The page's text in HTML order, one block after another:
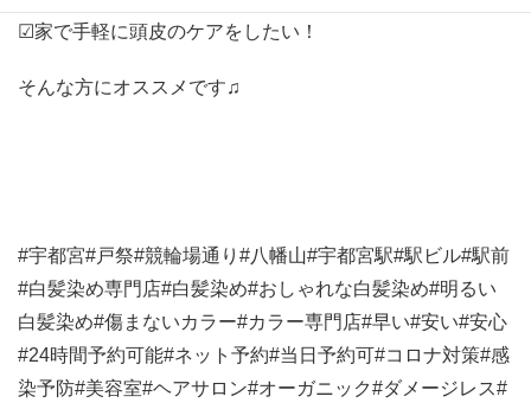
☑︎家で手軽に頭皮のケアをしたい！
そんな方にオススメです♫
#宇都宮#戸祭#競輪場通り #八幡山#宇都宮駅#駅ビル#駅前
#白髪染め専門店#白髪染め#おしゃれな白髪染め#明るい
白髪染め#傷まないカラー#カラー専門店#早い#安い#安心
#24時間予約可能#ネット予約#当日予約可#コロナ対策#感
染予防#美容室#ヘアサロン#オーガニック#ダメージレス#